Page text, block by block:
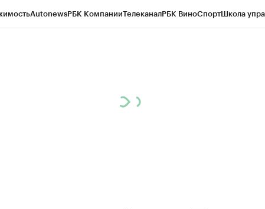
AutonewsРБК КомпанииТелеканалРБК ВиноСпортШкола